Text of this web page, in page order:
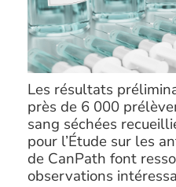
Les résultats
près de 6 000
sang séchées
pour l’Étude sur les
de CanPath font
observations